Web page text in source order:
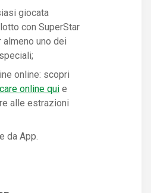
giocata
con SuperStar
almeno uno dei
online: scopri
online qui e
alle estrazioni
da App.